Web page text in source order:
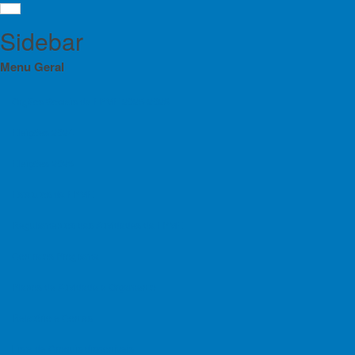
Sidebar
Menu Geral